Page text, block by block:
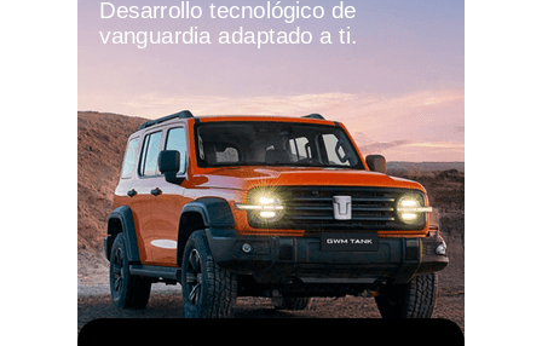
Desarrollo tecnológico de
vanguardia adaptado a ti.